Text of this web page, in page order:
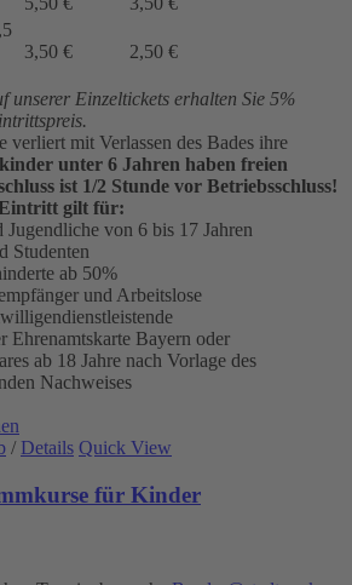
3,50 € 2,50 €
unserer Einzeltickets erhalten Sie 5%
verliert mit Verlassen des Bades ihre
unter 6 Jahren haben freien
ist 1/2 Stunde vor Betriebsschluss!
gilt für:
Jugendliche von 6 bis 17 Jahren
Studenten
ab 50%
und Arbeitslose
Ehrenamtskarte Bayern oder
ab 18 Jahre nach Vorlage des
Nachweises
/ Details Quick View
für Kinder